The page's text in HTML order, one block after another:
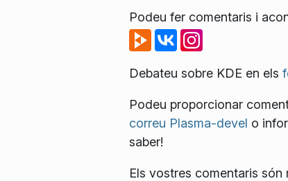
Podeu fer comentaris i
Debateu sobre KDE en els
Podeu proporcionar
correu Plasma-devel o
saber!
Els vostres comentaris són